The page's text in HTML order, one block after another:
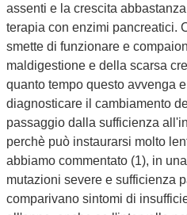
assenti e la crescita
terapia con enzimi pancreatici.
smette di funzionare e
maldigestione e della scarsa
quanto tempo questo avvenga
diagnosticare il cambiamento
passaggio dalla sufficienza
perchè può instaurarsi molto
abbiamo commentato (1), in
mutazioni severe e sufficienza
comparivano sintomi di